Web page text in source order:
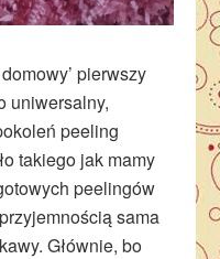
pierwszy
uniwersalny,
peeling
takiego jak mamy
peelingów
sama
Głównie, bo